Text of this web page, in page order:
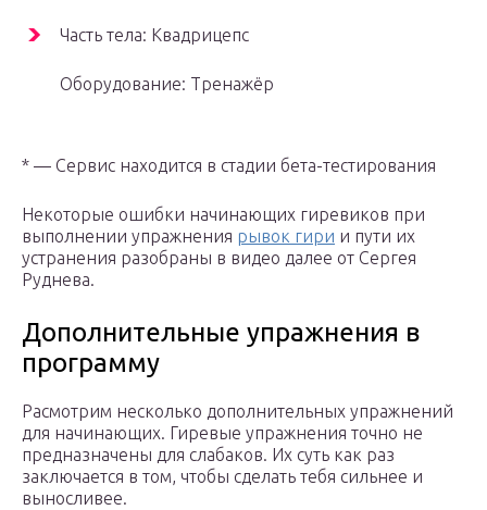
Часть тела: Квадрицепс
Оборудование: Тренажёр
* — Сервис находится в стадии бета-тестирования
Некоторые ошибки начинающих гиревиков при
выполнении упражнения рывок гири и пути их
устранения разобраны в видео далее от Сергея
Руднева.
Дополнительные упражнения в
программу
Расмотрим несколько дополнительных упражнений
для начинающих. Гиревые упражнения точно не
предназначены для слабаков. Их суть как раз
заключается в том, чтобы сделать тебя сильнее и
выносливее.